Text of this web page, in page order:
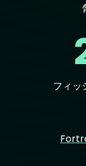
フィッ